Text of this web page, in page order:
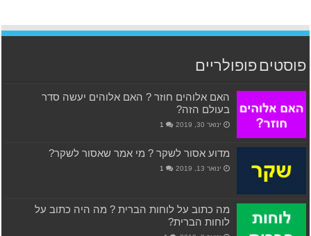
פוסטים פופולריים
האם אלוהים חוזר ? האם אלוהים יעשה סדר
בעולם הזה?
ינואר 30, 2019 1
מדוע אסור לשקר ? מי אמר שאסור לשקר?
ינואר 13, 2019 1
מה כתוב על לוחות הברית ? מה היה כתוב על
לוחות הברית?